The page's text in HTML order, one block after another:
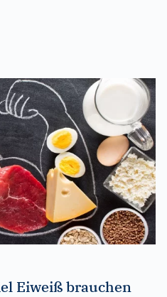
Eiweiß brauchen